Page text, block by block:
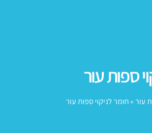
ספות עור
עור»חומר לניקוי ספות עור